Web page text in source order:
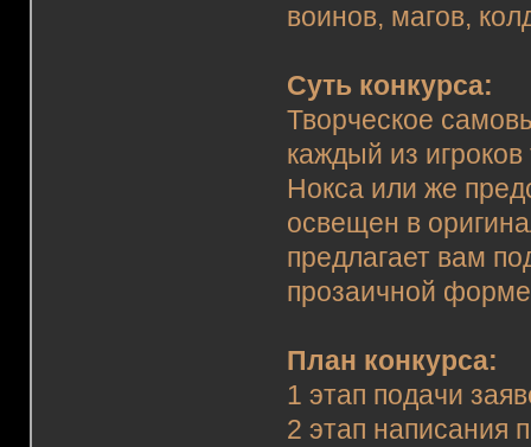
воинов, магов,
Суть конкурса:
Творческое
каждый из
Нокса или же
освещен в
предлагает вам
прозаичной
План конкурса:
1 этап подачи
2 этап написания